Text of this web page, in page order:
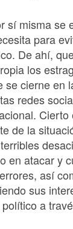
sí misma se
para
De ahí,
los
se cierne en
redes
de la
en atacar y
así
sus
a